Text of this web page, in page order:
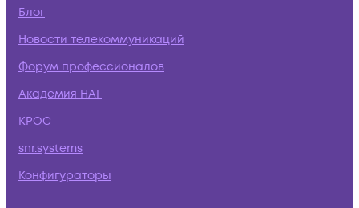
Блог
Новости телекоммуникаций
Форум профессионалов
Академия НАГ
КРОС
snr.systems
Конфигураторы